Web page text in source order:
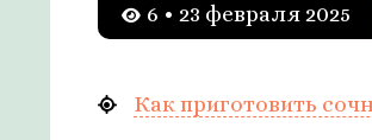
6 • 23 февраля 2025
Как приготовить